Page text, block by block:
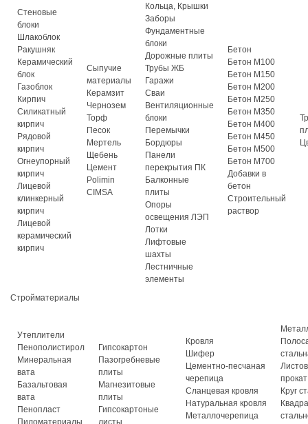
Стеновые
блоки
Шлакоблок
Ракушняк
Керамический
блок
Газоблок
Кирпич
Силикатный
кирпич
Рядовой
кирпич
Огнеупорный
кирпич
Лицевой
клинкерный
кирпич
Лицевой
керамический
кирпич
Сыпучие
материалы
Керамзит
Чернозем
Торф
Песок
Мертель
Щебень
Цемент
Polimin
CIMSA
Кольца, Крышки
Заборы
Фундаментные
блоки
Дорожные плиты
Трубы ЖБ
Гаражи
Сваи
Вентиляционные
блоки
Перемычки
Бордюры
Панели
перекрытия ПК
Балконные
плиты
Опоры
освещения ЛЭП
Лотки
Лифтовые
шахты
Лестничные
элементы
Бетон
Бетон М100
Бетон М150
Бетон М200
Бетон М250
Бетон М350
Бетон М400
Бетон М450
Бетон М500
Бетон М700
Добавки в
бетон
Строительный
раствор
Стройматериалы
Утеплители
Пенополистирол
Минеральная
вата
Базальтовая
вата
Пенопласт
Пиломатериалы
Гипсокартон
Пазогребневые
плиты
Магнезитовые
плиты
Гипсокартоные
листы
Кровля
Шифер
Цементно-песчаная
черепица
Сланцевая кровля
Натуральная кровля
Металлочерепица
прокат
Круг